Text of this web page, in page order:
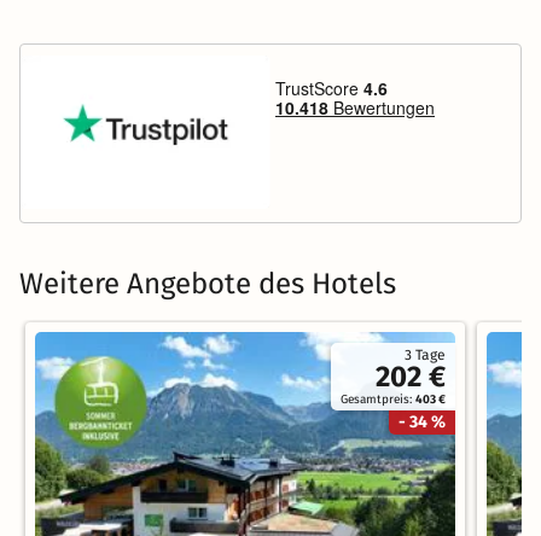
Weitere Angebote des Hotels
3 Tage
202 €
Gesamtpreis:403 €
- 34 %